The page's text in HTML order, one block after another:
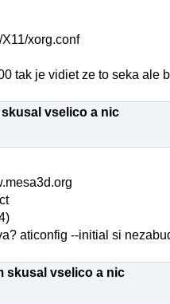
xorg.conf
tak je vidiet ze to seka ale
skusal vselico a nic
aticonfig --initial si
skusal vselico a nic